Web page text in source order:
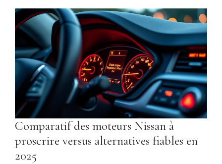
Comparatif des moteurs Nissan à
proscrire versus alternatives fiables en
2025